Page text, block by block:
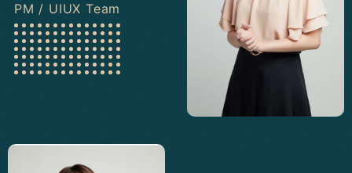
PM / UIUX Team